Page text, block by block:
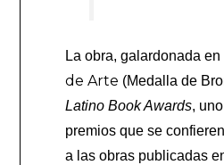
La obra, galardonada
de Arte (Medalla de
Latino Book Awards,
premios que se
a las obras publicadas